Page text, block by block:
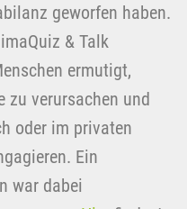
geworfen haben.
& Talk
ermutigt,
zu verursachen und
oder im privaten
Ein
war dabei